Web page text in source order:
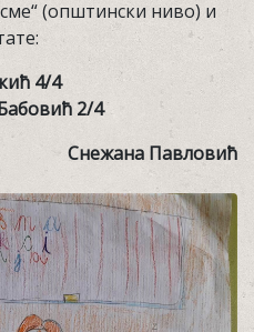
(општински ниво) и
4/4
2/4
Снежана Павловић